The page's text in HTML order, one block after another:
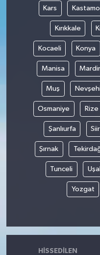
Kars
Kırıkkale
Kocaeli Konya
Manisa
Muş
Osmaniye Rize
Şanlıurfa
Şırnak
Tunceli
Yozgat
HISSEDILEN